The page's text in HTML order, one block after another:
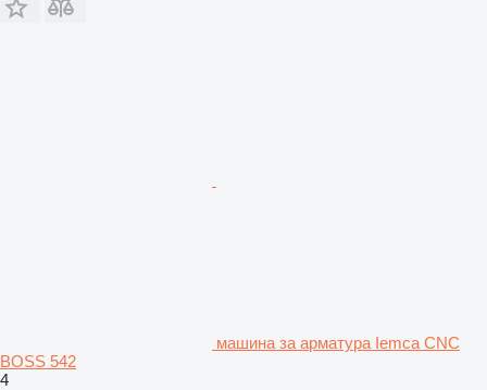
машина за арматура Iemca CNC
BOSS 542
4